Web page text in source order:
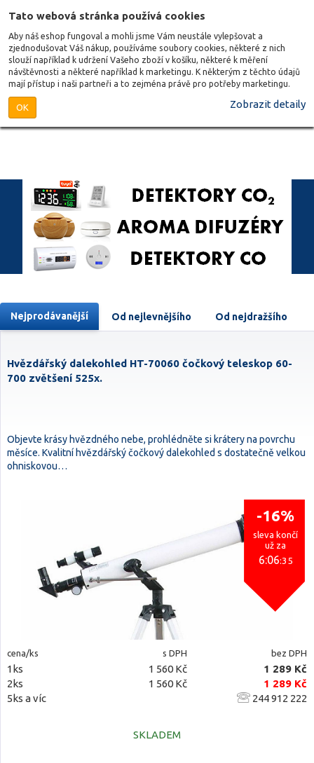
Tato webová stránka používá cookies
Aby náš eshop fungoval a mohli jsme Vám neustále vylepšovat a
zjednodušovat Váš nákup, používáme soubory cookies, některé z nich
slouží například k udržení Vašeho zboží v košíku, některé k měření
návštěvnosti a některé například k marketingu. K některým z těchto údajů
mají přístup i naši partneři a to zejména právě pro potřeby marketingu.
OK Zobrazit detaily
Nejprodávanější Od nejlevnějšího Od nejdražšího
Hvězdářský dalekohled HT-70060 čočkový teleskop 60-
700 zvětšení 525x.
Objevte krásy hvězdného nebe, prohlédněte si krátery na povrchu
měsíce. Kvalitní hvězdářský čočkový dalekohled s dostatečně velkou
ohniskovou…
-16%
sleva končí
už za
6:06:34
cena/ks s DPH bez DPH
1ks 1 560 Kč
1 289 Kč
2ks
1 560 Kč
1 289 Kč
5ks a víc
244 912 222
SKLADEM